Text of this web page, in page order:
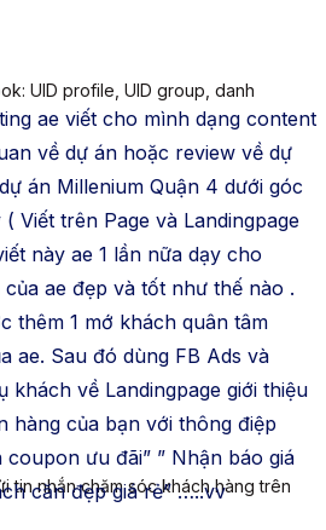
tin nhắn chăm sóc khách hàng trên
UID profile, UID group, danh
ae viết cho mình dạng content
về dự án hoặc review về dự
án Millenium Quận 4 dưới góc
Viết trên Page và Landingpage
này ae 1 lần nữa dạy cho
ae đẹp và tốt như thế nào .
thêm 1 mớ khách quân tâm
ae. Sau đó dùng FB Ads và
khách về Landingpage giới thiệu
hàng của bạn với thông điệp
coupon ưu đãi” ” Nhận báo giá
căn đẹp giá rẻ” …..vv